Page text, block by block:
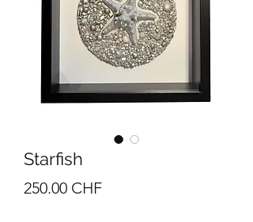
Starfish
250.00 CHFPrix